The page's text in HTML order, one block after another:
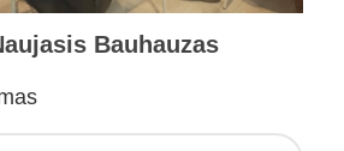
Bauhauzas